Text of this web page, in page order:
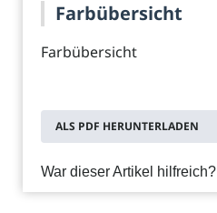
Farbübersicht
Farbübersicht
ALS PDF HERUNTERLADEN
War dieser Artikel hilfreich?